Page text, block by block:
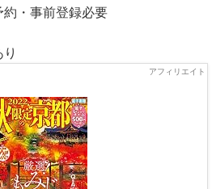
・事前登録必要